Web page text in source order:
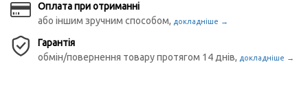
Оплата при отриманні
або іншим зручним способом, докладніше →
Гарантія
обмін/повернення товару протягом 14 днів, докладніше →